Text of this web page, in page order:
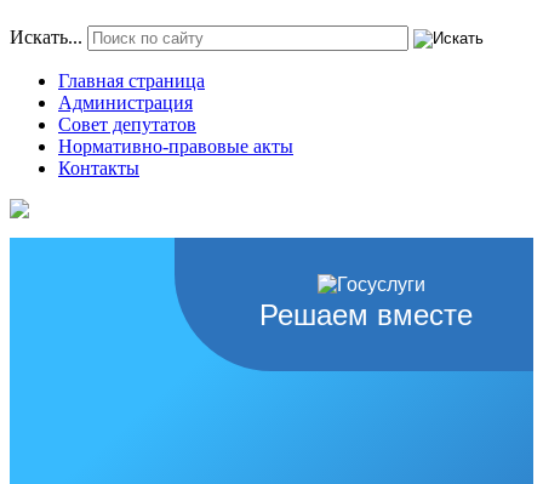
Искать...
Главная страница
Администрация
Совет депутатов
Нормативно-правовые акты
Контакты
Решаем вместе